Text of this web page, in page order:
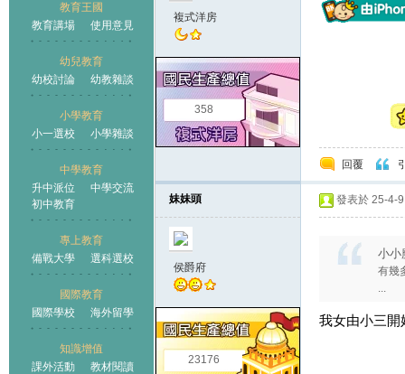
教育王國
教育講場
使用意見
幼兒教育
幼校討論
幼教雜談
小學教育
小一選校
小學雜談
中學教育
升中派位
中學交流
初中教育
專上教育
備戰大學
選科選校
國際教育
國際學校
海外留學
知識增值
課外活動
教材閱讀
王國
複式洋房
358
回覆
妹妹頭
侯爵府
23176
發表於 25-4-
小小
有幾
...
我女由小三開